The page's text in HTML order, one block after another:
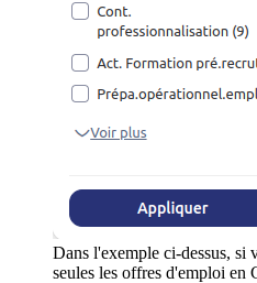
Dans l'exemple ci-dessus, si
seules les offres d'emploi en